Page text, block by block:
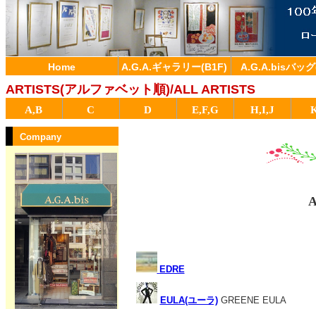
Home A.G.A.ギャラリー(B1F) A.G.A.bisバッ
ARTISTS(アルファベット順)/ALL ARTISTS
A,B C D E,F,G H,I,J
Company
EDRE
EULA(ユーラ)GREENE EULA